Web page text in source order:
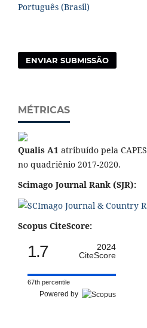
Português (Brasil)
ENVIAR SUBMISSÃO
MÉTRICAS
Qualis A1 atribuído pela CAPES
no quadriênio 2017-2020.
Scimago Journal Rank (SJR):
Scopus CiteScore:
1.7
2024
CiteScore
67th percentile
Powered by